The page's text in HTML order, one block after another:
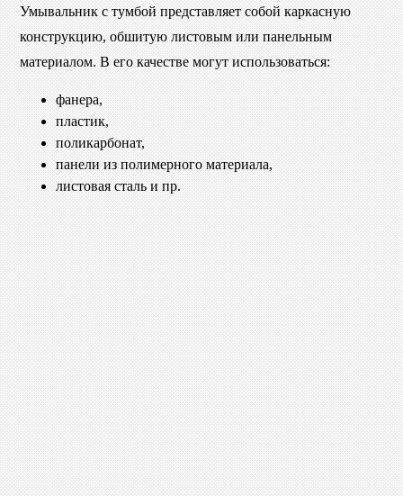
Умывальник с тумбой представляет собой каркасную
конструкцию, обшитую листовым или панельным
материалом. В его качестве могут использоваться:
фанера,
пластик,
поликарбонат,
панели из полимерного материала,
листовая сталь и пр.